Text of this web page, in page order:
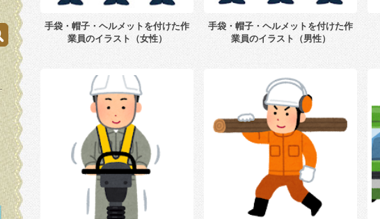
手袋・帽子・ヘルメットを付けた作
業員のイラスト（女性）
手袋・帽子・ヘルメットを付けた作
業員のイラスト（男性）